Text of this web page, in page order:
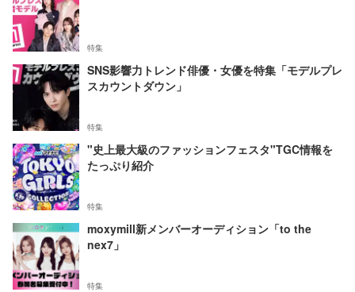
特集
SNS影響力トレンド俳優・女優を特集「モデルプレ
スカウントダウン」
特集
"史上最大級のファッションフェスタ"TGC情報を
たっぷり紹介
特集
moxymill新メンバーオーディション「to the
nex7」
特集